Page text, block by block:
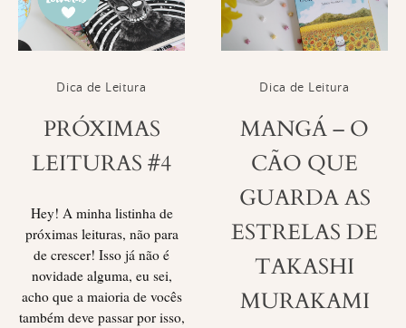
Dica de Leitura
PRÓXIMAS
LEITURAS #4
Hey! A minha listinha de
próximas leituras, não para
de crescer! Isso já não é
novidade alguma, eu sei,
acho que a maioria de vocês
também deve passar por isso,
Dica de Leitura
MANGÁ – O
CÃO QUE
GUARDA AS
ESTRELAS DE
TAKASHI
MURAKAMI